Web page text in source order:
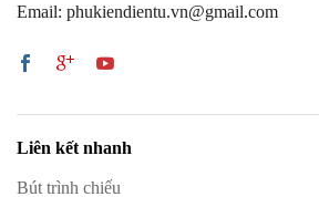
Email: phukiendientu.vn@gmail.com
Liên kết nhanh
Bút trình chiếu